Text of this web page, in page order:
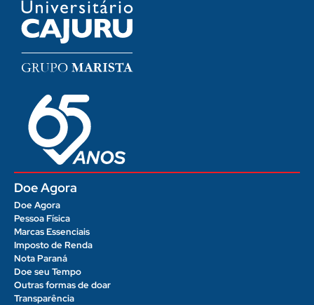
Doe Agora
Doe Agora
Pessoa Física
Marcas Essenciais
Imposto de Renda
Nota Paraná
Doe seu Tempo
Outras formas de doar
Transparência